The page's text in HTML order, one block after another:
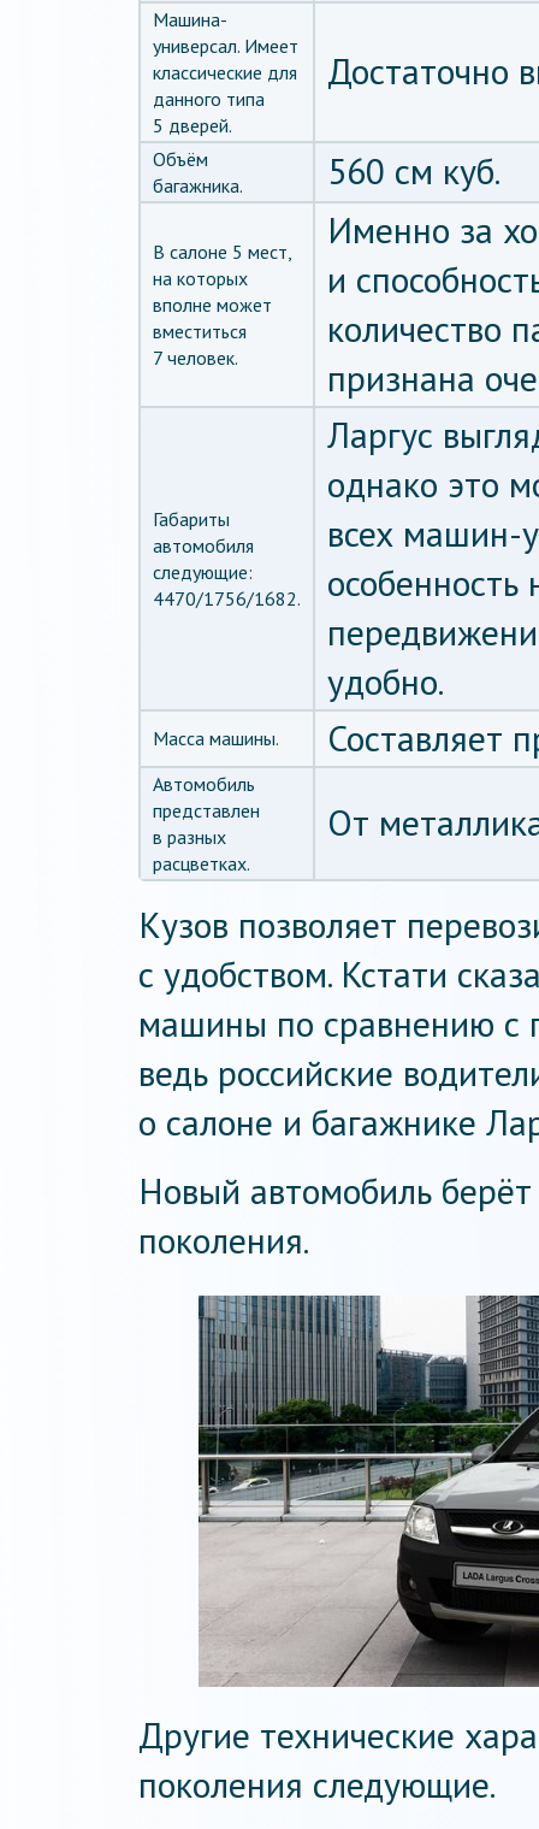
Машина-
универсал. Имеет
классические для
данного типа
5 дверей.
Достаточно
Объём
багажника.
560 см куб.
В салоне 5 мест,
на которых
вполне может
вместиться
7 человек.
Именно за
и
количество
признана
Габариты
автомобиля
следующие:
4470/1756/1682.
Ларгус
однако это
всех машин-
особенность
удобно.
Масса машины. Составляет
Автомобиль
представлен
в разных
расцветках.
От
Кузов позволяет
с удобством. Кстати
машины по сравнению с
ведь российские
о салоне и багажнике
Новый автомобиль
поколения.
Другие технические
поколения следующие.